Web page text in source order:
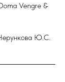
Vengre &
Ю.С.